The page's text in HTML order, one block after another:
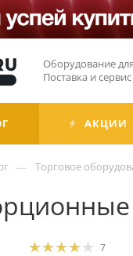
Оборудование
Поставка и
АКЦИИ
— Торговое
7